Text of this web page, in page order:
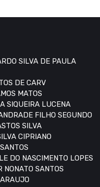
SILVA DE PAULA
DE CARV
MATOS
SIQUEIRA LUCENA
FILHO SEGUNDO
SILVA
CIPRIANO
DO NASCIMENTO LOPES
SANTOS